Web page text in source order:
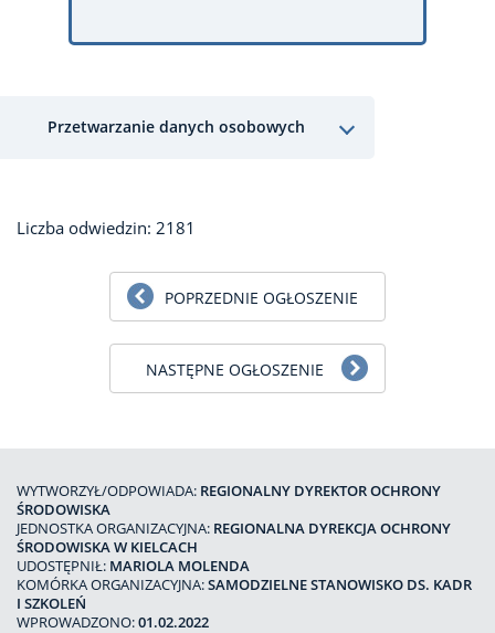
Przetwarzanie danych osobowych
Liczba odwiedzin: 2181
POPRZEDNIE OGŁOSZENIE
NASTĘPNE OGŁOSZENIE
WYTWORZYŁ/ODPOWIADA: REGIONALNY DYREKTOR OCHRONY
ŚRODOWISKA
JEDNOSTKA ORGANIZACYJNA: REGIONALNA DYREKCJA OCHRONY
ŚRODOWISKA W KIELCACH
UDOSTĘPNIŁ: MARIOLA MOLENDA
KOMÓRKA ORGANIZACYJNA:SAMODZIELNE STANOWISKO DS. KADR
I SZKOLEŃ
WPROWADZONO:01.02.2022